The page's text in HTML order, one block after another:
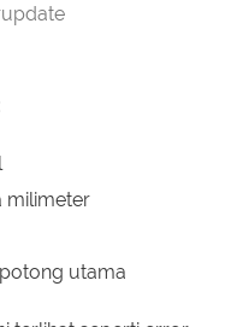
milimeter
utama